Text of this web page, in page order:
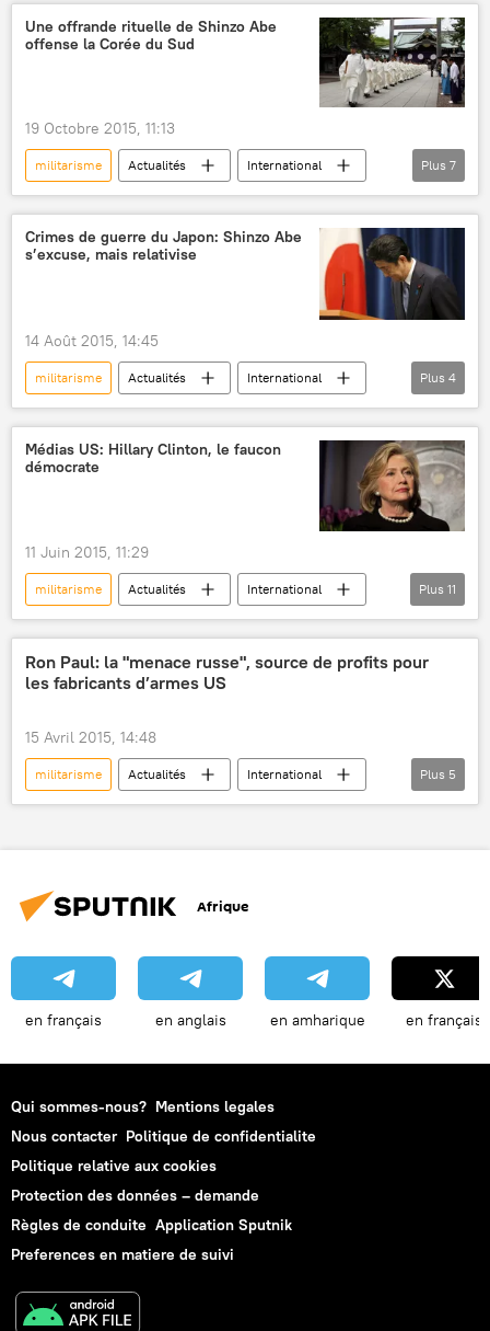
Chine
Moscou
Pékin
Washington
Pentagone
US Navy
missiles
Une offrande rituelle de Shinzo Abe
offense la Corée du Sud
19 Octobre 2015, 11:13
militarisme Actualités
International
Japon
Chine
Corée du Sud
Tokyo
Shinzo Abe
sommet
offrande rituelle
Plus 7
Crimes de guerre du Japon: Shinzo Abe
s’excuse, mais relativise
14 Août 2015, 14:45
militarisme Actualités
International
Japon
Shinzo Abe
Seconde Guerre mondiale
Plus 4
Médias US: Hillary Clinton, le faucon
démocrate
11 Juin 2015, 11:29
militarisme Actualités
International
États-Unis
Libye
Hillary Clinton
Vladimir Poutine
Paul Craig Roberts
Mouammar Kadhafi
Rand Paul
Présidentielle 2016 aux Etats-Unis
Plus 11
Ron Paul: la "menace russe", source de profits pour
les fabricants d’armes US
15 Avril 2015, 14:48
militarisme Actualités
International
États-Unis
Allemagne
Bruxelles
Plus 5
Afrique
en français en anglais en amharique en français
Qui sommes-nous? Mentions legales
Nous contacter Politique de confidentialite
Politique relative aux cookies
Protection des données – demande
Règles de conduite Application Sputnik
Preferences en matiere de suivi